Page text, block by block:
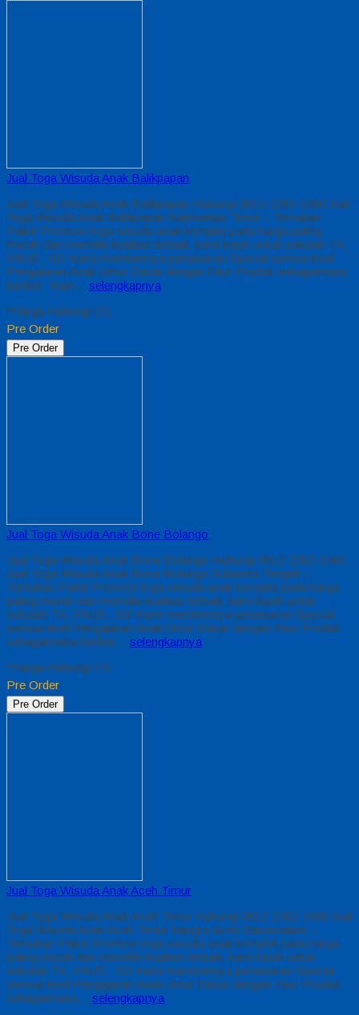
Jual Toga Wisuda Anak Balikpapan
Jual Toga Wisuda Anak Balikpapan Hubungi 0812-2282-1060 Jual
Toga Wisuda Anak Balikpapan Kalimantan Timur – Temukan
Paket Promosi toga wisuda anak komplet pada harga paling
murah dan memiliki kualitas terbaik, kami kasih untuk sekolah TK,
PAUD , SD Kami memberinya penawaran Special semua level
Pengajaran Anak Umur Dasar dengan Fitur Produk sebagaimana
berikut : Kain… selengkapnya
*Harga Hubungi CS
Pre Order
Pre Order
Jual Toga Wisuda Anak Bone Bolango
Jual Toga Wisuda Anak Bone Bolango Hubungi 0812-2282-1060
Jual Toga Wisuda Anak Bone Bolango Sulawesi Tengah –
Temukan Paket Promosi toga wisuda anak komplet pada harga
paling murah dan memiliki kualitas terbaik, kami kasih untuk
sekolah TK, PAUD , SD Kami memberinya penawaran Special
semua level Pengajaran Anak Umur Dasar dengan Fitur Produk
sebagaimana berikut… selengkapnya
*Harga Hubungi CS
Pre Order
Pre Order
Jual Toga Wisuda Anak Aceh Timur
Jual Toga Wisuda Anak Aceh Timur Hubungi 0812-2282-1060 Jual
Toga Wisuda Anak Aceh Timur Nangro Aceh Darussalam –
Temukan Paket Promosi toga wisuda anak komplet pada harga
paling murah dan memiliki kualitas terbaik, kami kasih untuk
sekolah TK, PAUD , SD Kami memberinya penawaran Special
semua level Pengajaran Anak Umur Dasar dengan Fitur Produk
sebagaimana… selengkapnya